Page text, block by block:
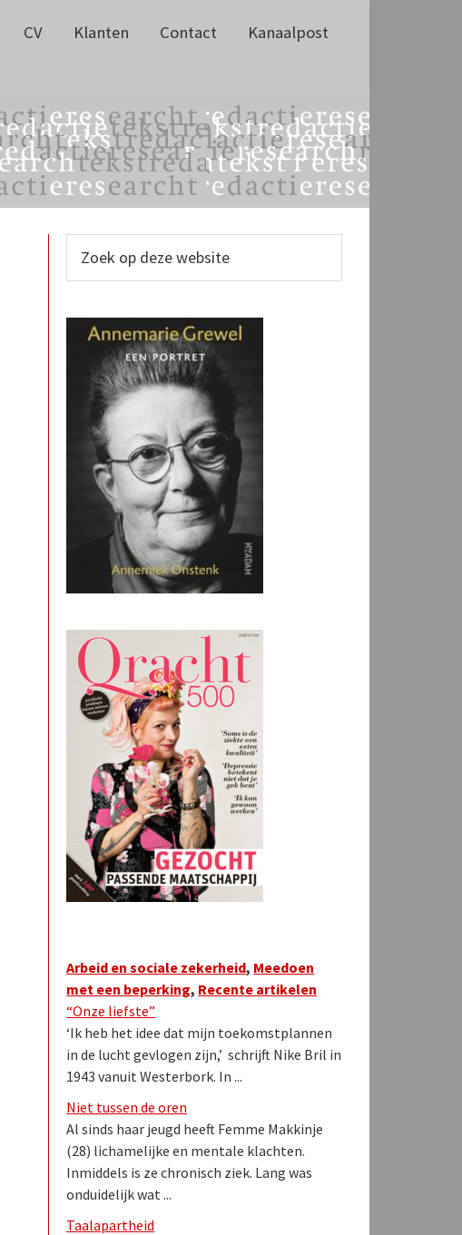
CV Klanten Contact Kanaalpost
Primaire
Sidebar
op
Arbeid en sociale zekerheid, Meedoen
met een beperking, Recente artikelen
“Onze liefste”
‘Ik heb het idee dat mijn toekomstplannen
in de lucht gevlogen zijn,’ schrijft Nike Bril in
1943 vanuit Westerbork. In ...
Niet tussen de oren
Al sinds haar jeugd heeft Femme Makkinje
(28) lichamelijke en mentale klachten.
Inmiddels is ze chronisch ziek. Lang was
onduidelijk wat ...
Taalapartheid